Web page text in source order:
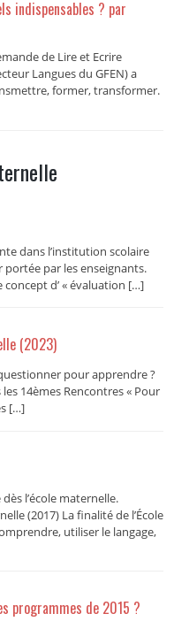
indispensables ? par
de Lire et Ecrire
Langues du GFEN) a
former, transformer.
dans l’institution scolaire
portée par les enseignants.
d’ « évaluation […]
(2023)
pour apprendre ?
14èmes Rencontres « Pour
[…]
l’école maternelle.
(2017) La finalité de l’École
utiliser le langage,
programmes de 2015 ?